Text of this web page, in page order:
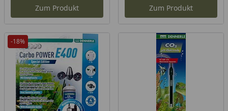
Zum Produkt Zum Produkt
-18%